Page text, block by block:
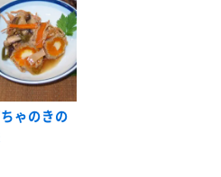
ゃのきの